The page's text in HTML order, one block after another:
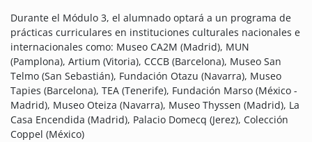
Durante el Módulo 3, el alumnado optará a un programa de
prácticas curriculares en instituciones culturales nacionales e
internacionales como: Museo CA2M (Madrid), MUN
(Pamplona), Artium (Vitoria), CCCB (Barcelona), Museo San
Telmo (San Sebastián), Fundación Otazu (Navarra), Museo
Tapies (Barcelona), TEA (Tenerife), Fundación Marso (México -
Madrid), Museo Oteiza (Navarra), Museo Thyssen (Madrid), La
Casa Encendida (Madrid), Palacio Domecq (Jerez), Colección
Coppel (México)